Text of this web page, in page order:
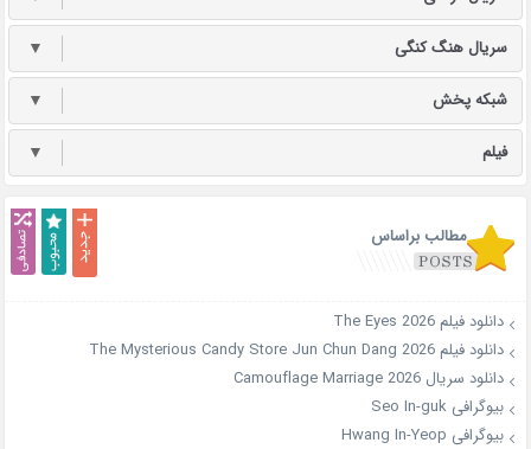
سریال هنگ کنگی ▼
شبکه پخش ▼
فیلم ▼
مطالب براساس
دانلود فیلم The Eyes 2026
دانلود فیلم The Mysterious Candy Store Jun Chun Dang 2026
دانلود سریال Camouflage Marriage 2026
بیوگرافی Seo In-guk
بیوگرافی Hwang In-Yeop